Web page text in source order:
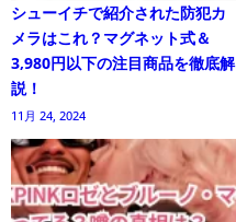
シューイチで紹介された防犯カ
メラはこれ？マグネット式＆
3,980円以下の注目商品を徹底解
説！
11月 24, 2024